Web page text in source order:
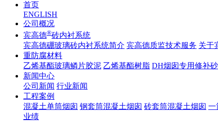
首页
ENGLISH
公司概况
宾高德®砖内衬系统
宾高德硼玻璃砖内衬系统简介 宾高德质监技术服务 关于
重防腐材料
乙烯基酯玻璃鳞片胶泥 乙烯基酯树脂 DH烟囱专用修补
新闻中心
公司新闻 行业新闻
工程案例
混凝土单筒烟囱 钢套筒混凝土烟囱 砖套筒混凝土烟囱 一
业绩